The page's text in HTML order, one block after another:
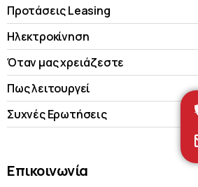
Προτάσεις Leasing
Ηλεκτροκίνηση
Όταν μας χρειάζεστε
Πως λειτουργεί
Συχνές Ερωτήσεις
Επικοινωνία